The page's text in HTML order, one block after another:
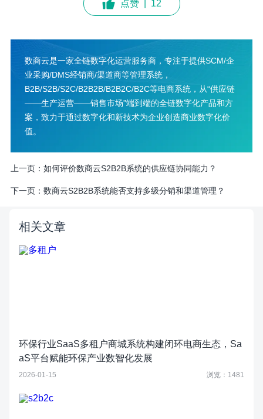
点赞 12
数商云是一家全链数字化运营服务商，专注于提供SCM/企
业采购/DMS经销商/渠道商等管理系统，
B2B/S2B/S2C/B2B2B/B2B2C/B2C等电商系统，从“供应链
——生产运营——销售市场”端到端的全链数字化产品和方
案，致力于通过数字化和新技术为企业创造商业数字化价
值。
上一页： 如何评价数商云S2B2B系统的供应链协同能力？
下一页： 数商云S2B2B系统能否支持多级分销和渠道管理？
相关文章
环保行业SaaS多租户商城系统构建闭环电商生态，Sa
aS平台赋能环保产业数智化发展
2026-01-15 浏览：1481